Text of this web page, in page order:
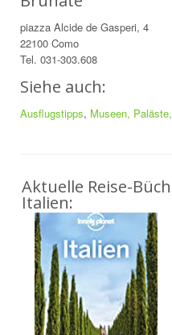
piazza Alcide de Gasperi, 4
22100 Como
Tel. 031-303.608
Siehe auch:
Ausflugstipps, Museen,
Aktuelle Reise-
Italien: